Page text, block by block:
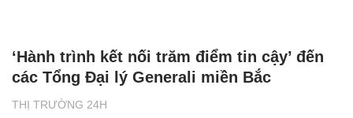
THỊ TRƯỜNG 24H
‘Hành trình kết nối trăm điểm tin cậy’ đến
các Tổng Đại lý Generali miền Bắc